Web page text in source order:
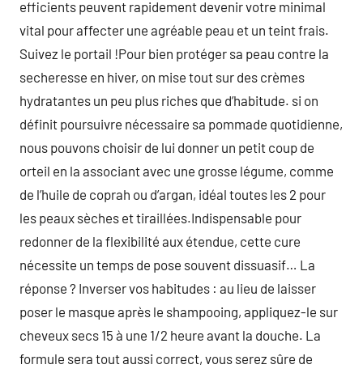
efficients peuvent rapidement devenir votre minimal
vital pour affecter une agréable peau et un teint frais.
Suivez le portail !Pour bien protéger sa peau contre la
secheresse en hiver, on mise tout sur des crèmes
hydratantes un peu plus riches que d’habitude. si on
définit poursuivre nécessaire sa pommade quotidienne,
nous pouvons choisir de lui donner un petit coup de
orteil en la associant avec une grosse légume, comme
de l’huile de coprah ou d’argan, idéal toutes les 2 pour
les peaux sèches et tiraillées.Indispensable pour
redonner de la flexibilité aux étendue, cette cure
nécessite un temps de pose souvent dissuasif… La
réponse ? Inverser vos habitudes : au lieu de laisser
poser le masque après le shampooing, appliquez-le sur
cheveux secs 15 à une 1/2 heure avant la douche. La
formule sera tout aussi correct, vous serez sûre de